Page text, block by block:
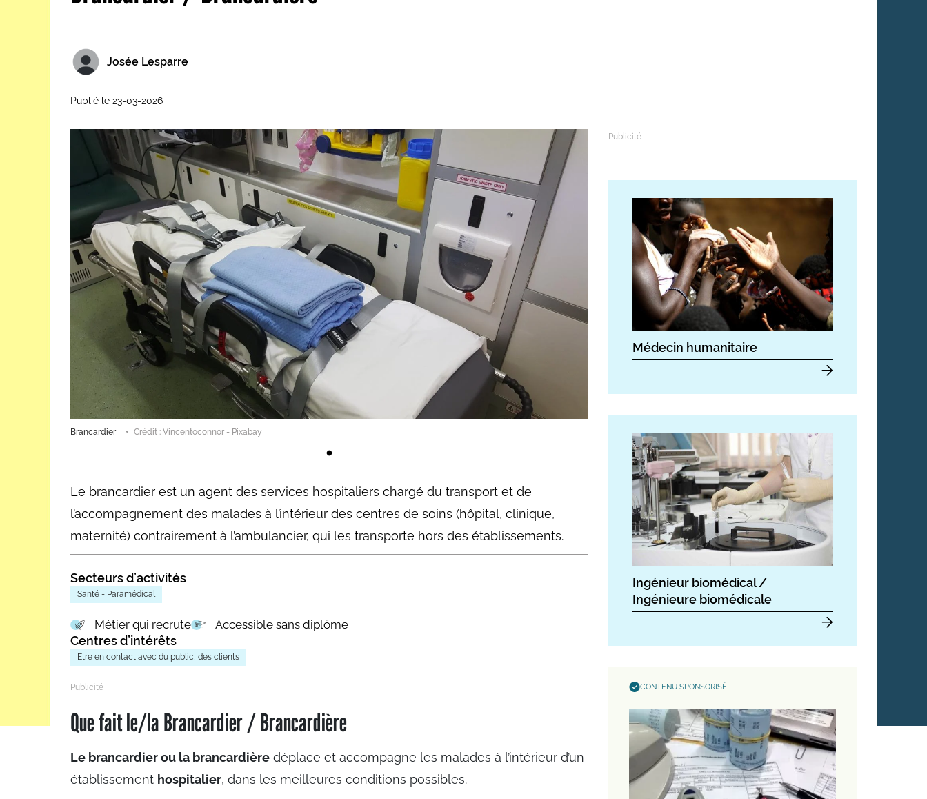
Grâce à l'alternance
Avec nos focus diplômes
Apprendre autrement
Avec nos focus métiers À l'étranger
Découvrir le monde
Josée Lesparre
Publié le 23-03-2026
Brancardier Crédit : Vincentoconnor - Pixabay
Le brancardier est un agent des services hospitaliers chargé du transport et de
l’accompagnement des malades à l’intérieur des centres de soins (hôpital, clinique,
maternité) contrairement à l’ambulancier, qui les transporte hors des établissements.
Secteurs d’activités
Santé - Paramédical
Métier qui recrute Accessible sans diplôme
Centres d’intérêts
Etre en contact avec du public, des clients
Que fait le/la Brancardier / Brancardière
Le brancardier ou la brancardière déplace et accompagne les malades à l’intérieur d’un
établissement hospitalier, dans les meilleures conditions possibles.
Médecin humanitaire
Ingénieur biomédical /
Ingénieure biomédicale
CONTENU SPONSORISÉ